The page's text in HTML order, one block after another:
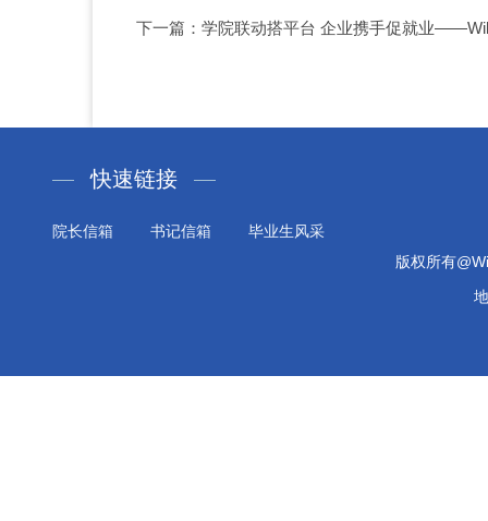
下一篇：学院联动搭平台 企业携手促就业
快速链接
院长信箱 书记信箱
毕业生风采
版权所有